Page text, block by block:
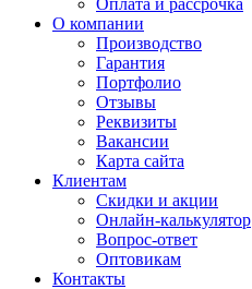
Оплата и рассрочка
О компании
Производство
Гарантия
Портфолио
Отзывы
Реквизиты
Вакансии
Карта сайта
Клиентам
Скидки и акции
Онлайн-калькулятор
Вопрос-ответ
Оптовикам
Контакты